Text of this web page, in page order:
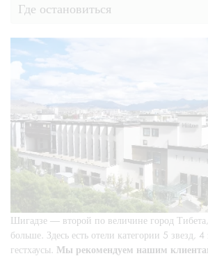
Где остановиться
Шигадзе — второй по величине город
больше. Здесь есть отели категории 5 звезд,
гестхаусы. Мы рекомендуем нашим